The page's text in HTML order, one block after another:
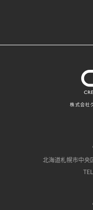
株式会社
北海道札幌市中